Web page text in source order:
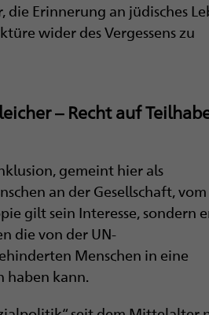
Erinnerung an jüdisches
wider des Vergessens zu
– Recht auf
gemeint hier als
an der Gesellschaft,
gilt sein Interesse, sondern
die von der UN-
Menschen in eine
haben kann.